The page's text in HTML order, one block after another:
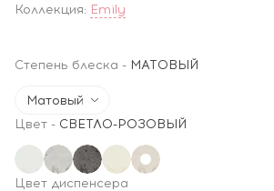
Коллекция: Emily
Степень блеска - МАТОВЫЙ
Матовый
Цвет - СВЕТЛО-РОЗОВЫЙ
Цвет диспенсера